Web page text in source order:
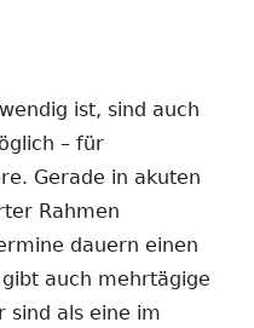
ist, sind auch
– für
Gerade in akuten
Rahmen
dauern einen
auch mehrtägige
sind als eine im